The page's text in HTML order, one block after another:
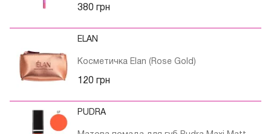
380 грн
ELAN
Косметичка Elan (Rose Gold)
120 грн
PUDRA